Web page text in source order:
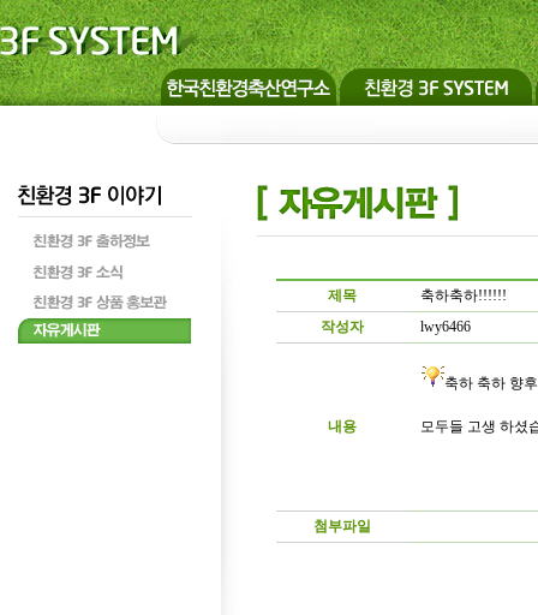
제목
축하축하!!!!!!
작성자
lwy6466
내용
축하 축하 향
모두들 고생 하셨
첨부파일